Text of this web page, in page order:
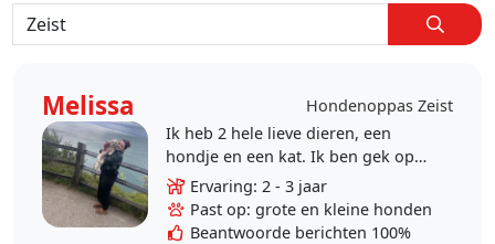
Melissa
Hondenoppas Zeist
Ik heb 2 hele lieve dieren, een
hondje en een kat. Ik ben gek op
dieren. Ik werk daarnaast thuis en
heb dus veel tijd voor dieren en
lekker met ze te..
Ervaring: 2 - 3 jaar
Past op: grote en kleine honden
Beantwoorde berichten 100%